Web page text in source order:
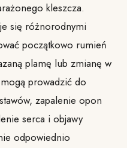
kleszcza.
się różnorodnymi
początkowo rumień
plamę lub zmianę w
prowadzić do
zapalenie opon
serca i objawy
odpowiednio